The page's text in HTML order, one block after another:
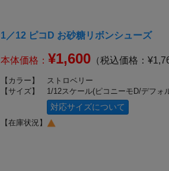
1／12 ピコD お砂糖リボンシューズ
本体価格： ¥1,600 （税込価格：
【カラー】
ストロベリー
【サイズ】
1/12スケール(ピコニーモD/デフォ
対応サイズについて
【在庫状況】